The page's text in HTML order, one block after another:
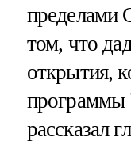
пределами
том, что
открытия,
программы
рассказал